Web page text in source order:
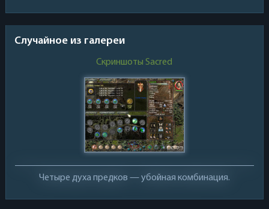
Случайное из галереи
Скриншоты Sacred
Четыре духа предков — убойная комбинация.